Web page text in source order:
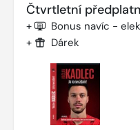
Čtvrtletní
+ Bonus navíc -
+ Dárek